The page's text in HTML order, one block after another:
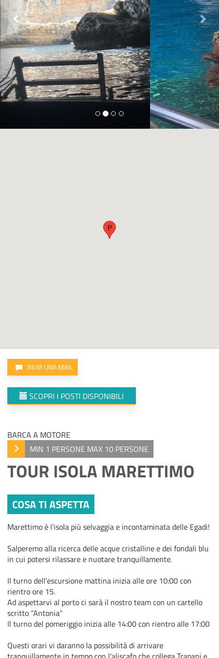
P
INVIA UNA MAIL
SCOPRI I POSTI DISPONIBILI
BARCA A MOTORE
MIN 1 PERSONE MAX 10 PERSONE
TOUR ISOLA MARETTIMO
COSA TI ASPETTA
Marettimo è l'isola più selvaggia e incontaminata delle Egadi!
Salperemo alla ricerca delle acque cristalline e dei fondali blu
in cui potersi rilassare e nuotare tranquillamente.
Il turno dell'escursione mattina inizia alle ore 10:00 con
rientro ore 15.
Ad aspettarvi al porto ci sarà il nostro team con un cartello
scritto "Antonia"
Il turno del pomeriggio inizia alle 14:00 con rientro alle 17:00
Questi orari vi daranno la possibilità di arrivare